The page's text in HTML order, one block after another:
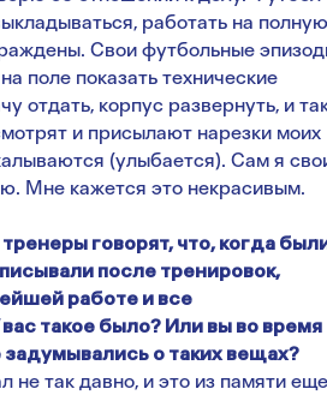
работать на
Свои футбольные
поле показать технические
отдать, корпус развернуть, и
и присылают нарезки моих
(улыбается). Сам я
Мне кажется это некрасивым.
говорят, что, когда
после тренировок,
работе и все
такое было? Или вы во время
задумывались о таких вещах?
не так давно, и это из памяти еще